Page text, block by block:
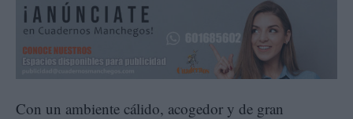
Con un ambiente cálido, acogedor y de gran